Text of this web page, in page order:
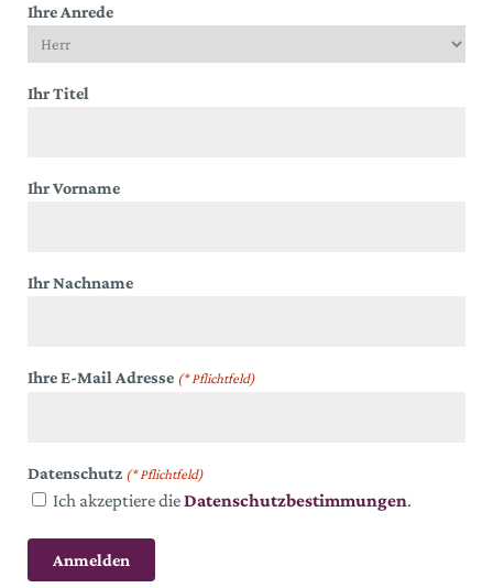
Ihre Anrede
Ihr Titel
Ihr Vorname
Ihr Nachname
Ihre E-Mail Adresse (* Pflichtfeld)
Datenschutz (* Pflichtfeld)
Ich akzeptiere dieDatenschutzbestimmungen.